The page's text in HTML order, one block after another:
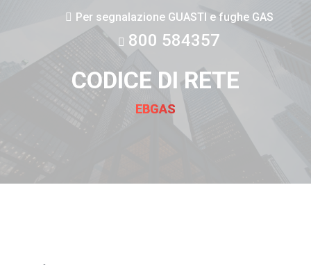
Per segnalazione GUASTI e fughe GAS
800 584357
CODICE DI RETE
EBGAS